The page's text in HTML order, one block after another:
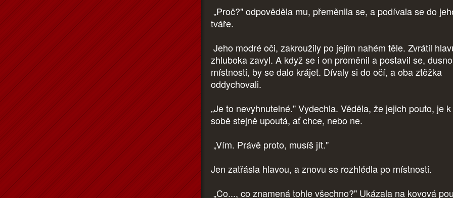
„Proč?" odpověděla mu, přeměnila se, a podívala se do
tváře.
Jeho modré oči, zakroužily po jejím nahém těle. Zvrátil
zhluboka zavyl. A když se i on proměnil a postavil se,
místnosti, by se dalo krájet. Dívaly si do očí, a oba ztěžka
oddychovali.
„Je to nevyhnutelné." Vydechla. Věděla, že jejich pouto, je k
sobě stejně upoutá, ať chce, nebo ne.
„Vím. Právě proto, musíš jít."
Jen zatřásla hlavou, a znovu se rozhlédla po místnosti.
„Co..., co znamená tohle všechno?" Ukázala na kovová